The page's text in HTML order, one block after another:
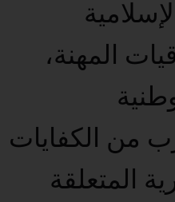
المهنة،
من الكفايات
المتعلقة